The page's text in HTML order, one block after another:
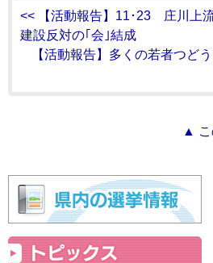
<< 【活動報告】11･23 庄川上
建設反対の｢会｣結成
【活動報告】多くの若者つど
▲ こ